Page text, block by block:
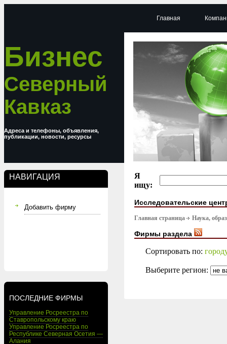
Бизнес
Северный
Кавказ
Адреса и телефоны, объявления,
публикации, новости, ресурсы
НАВИГАЦИЯ
Добавить фирму
ПОСЛЕДНИЕ ФИРМЫ
Управление Росреестра по
Ставропольскому краю
Управление Росреестра по
Республике Северная Осетия —
Алания
Главная
Я
ищу:
Исследовательские
Главная страница Наука,
Фирмы раздела
Сортировать по:
Выберите регион: